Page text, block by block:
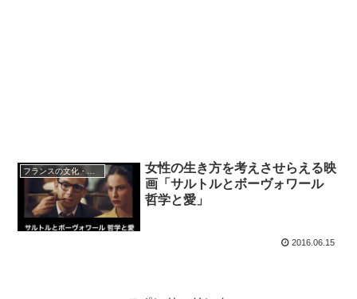
フランスの文化・習慣を知る
女性の生き方を考えさせらえる映
画「サルトルとボーヴォワール
哲学と愛」
2016.06.15